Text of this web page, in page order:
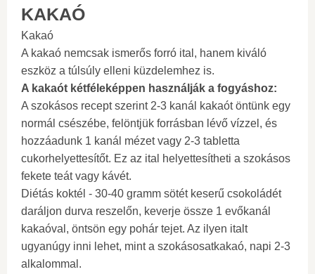
KAKAÓ
Kakaó
A kakaó nemcsak ismerős forró ital, hanem kiváló
eszköz a túlsúly elleni küzdelemhez is.
A kakaót kétféleképpen használják a fogyáshoz:
A szokásos recept szerint 2-3 kanál kakaót öntünk egy
normál csészébe, felöntjük forrásban lévő vízzel, és
hozzáadunk 1 kanál mézet vagy 2-3 tabletta
cukorhelyettesítőt. Ez az ital helyettesítheti a szokásos
fekete teát vagy kávét.
Diétás koktél - 30-40 gramm sötét keserű csokoládét
daráljon durva reszelőn, keverje össze 1 evőkanál
kakaóval, öntsön egy pohár tejet. Az ilyen italt
ugyanúgy inni lehet, mint a szokásosatkakaó, napi 2-3
alkalommal.